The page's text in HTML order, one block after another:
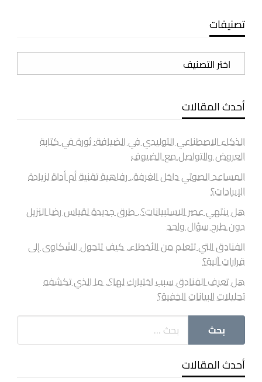
تصنيفات
تصنيفات
أحدث المقالات
الذكاء الاصطناعي التوليدي في الضيافة: ثورة في كتابة
العروض والتواصل مع الضيوف
المساعد الصوتي داخل الغرفة.. رفاهية تقنية أم أداة لزيادة
الإيرادات؟
هل ينتهي عصر الاستبيانات؟.. طرق جديدة لقياس رضا النزيل
دون طرح سؤال واحد
الفنادق التي تتعلم من الأخطاء.. كيف تتحول الشكاوى إلى
قرارات آلية؟
هل تعرف الفنادق سبب اختيارك لها؟.. ما الذي تكشفه
تحليلات البيانات الخفية؟
أحدث المقالات